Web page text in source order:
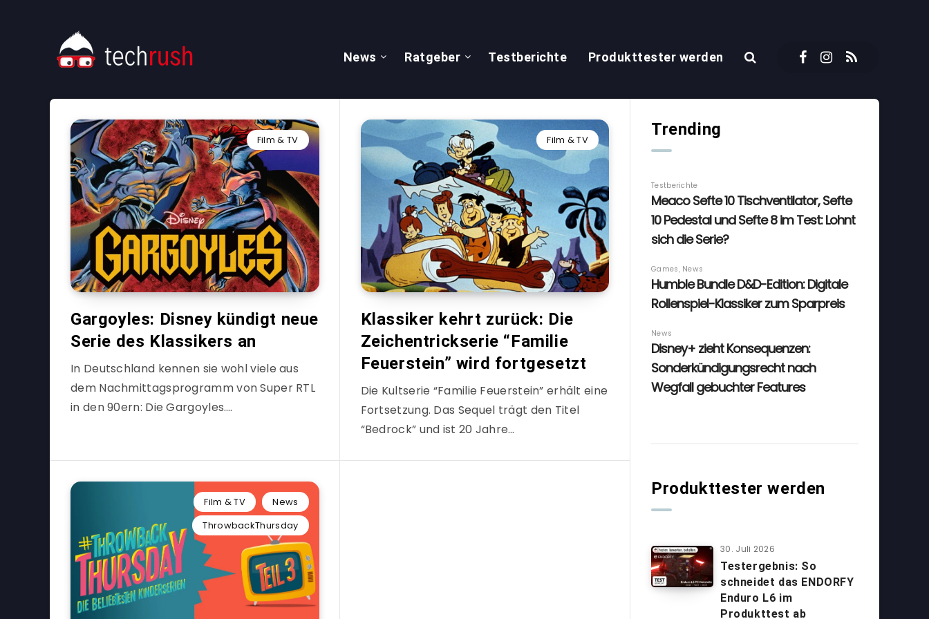
News Ratgeber Testberichte Produkttester werden
Film & TV
Gargoyles: Disney kündigt neue
Serie des Klassikers an
In Deutschland kennen sie wohl viele aus
dem Nachmittagsprogramm von Super RTL
in den 90ern: Die Gargoyles….
Film & TV
Klassiker kehrt zurück: Die
Zeichentrickserie “Familie
Feuerstein” wird fortgesetzt
Die Kultserie “Familie Feuerstein” erhält eine
Fortsetzung. Das Sequel trägt den Titel
“Bedrock” und ist 20 Jahre…
Film & TV
News
ThrowbackThursday
Trending
Produkttester werden
30. Juli 2026
Testergebnis: So
schneidet das ENDORFY
Enduro L6 im
Produkttest ab